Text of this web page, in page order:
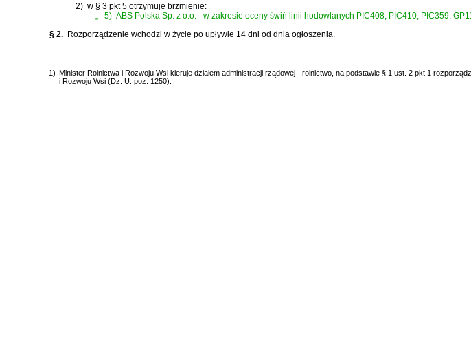
2) w § 3 pkt 5 otrzymuje brzmienie:
5) ABS Polska Sp. z o.o. - w zakresie oceny świń linii hodowlanych PIC408, PIC410, PIC359,
§ 2. Rozporządzenie wchodzi w życie po upływie 14 dni od dnia ogłoszenia.
1) Minister Rolnictwa i Rozwoju Wsi kieruje działem administracji rządowej - rolnictwo, na podstawie § 1 ust. 2 pkt 1
i Rozwoju Wsi (Dz. U. poz. 1250).